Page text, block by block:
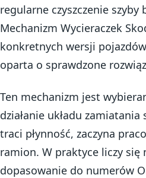
regularne czyszczenie
Mechanizm Wycieraczek
konkretnych wersji
oparta o sprawdzone
Ten mechanizm jest
działanie układu
traci płynność, zaczyna
ramion. W praktyce liczy
dopasowanie do numerów